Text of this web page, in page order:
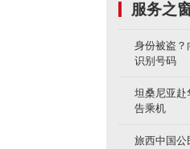
服务之
身份被盗？
识别号码
坦桑尼亚赴
告乘机
旅西中国公